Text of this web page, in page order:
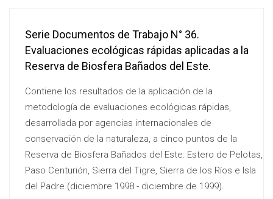
Serie Documentos de Trabajo N° 36.
Evaluaciones ecológicas rápidas aplicadas a la
Reserva de Biosfera Bañados del Este.
Contiene los resultados de la aplicación de la
metodología de evaluaciones ecológicas rápidas,
desarrollada por agencias internacionales de
conservación de la naturaleza, a cinco puntos de la
Reserva de Biosfera Bañados del Este: Estero de Pelotas,
Paso Centurión, Sierra del Tigre, Sierra de los Ríos e Isla
del Padre (diciembre 1998 - diciembre de 1999).